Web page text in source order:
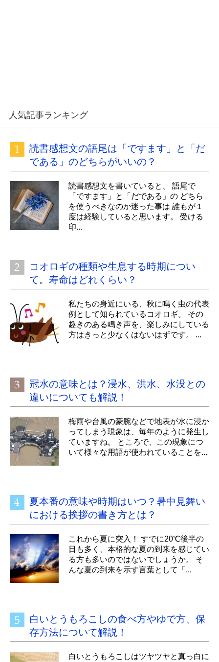
人気記事ランキング
読書感想文の語尾は「ですます」と「だ
である」のどちらがいいの？
読書感想文を書いていると、 語尾で
「ですます」と「だである」の どちら
を使うべきなのか迷った事は 誰もが１
度は経験していると思います。 受ける
印...
コオロギの種類や生息する時期につい
て。寿命はどれくらい？
私たちの身近にいる、秋に鳴く虫の代表
例として知られているコオロギ。 その
趣きのある鳴き声を、楽しみにしている
方はきっと少なくはないはずです。 ...
冠水の意味とは？浸水、洪水、水没との
違いについても解説！
梅雨や台風の豪腕などで地表が水に浸か
ってしまう現象は、毎年のように発生し
ていますね。 ところで、この現象につ
いて様々な用語が使われていることを...
夏本番の意味や時期はいつ？暑中見舞い
における挨拶の書き方とは？
これから夏に突入！ すでに20℃後半の
日も多く、本格的な夏の到来を感じてい
る方も多いのではないでしょうか。 そ
んな夏の到来を示す言葉として「...
白いとうもろこしの食べ方やゆで方、保
存方法について解説！
白いとうもろこしはツヤツヤと真っ白に